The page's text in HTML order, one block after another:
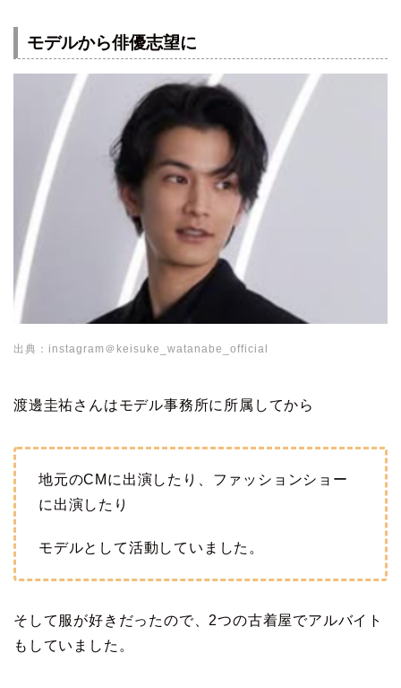
モデルから俳優志望に
出典：instagram＠keisuke_watanabe_official
渡邊圭祐さんはモデル事務所に所属してから
地元のCMに出演したり、ファッションショー
に出演したり
モデルとして活動していました。
そして服が好きだったので、2つの古着屋でアルバイト
もしていました。